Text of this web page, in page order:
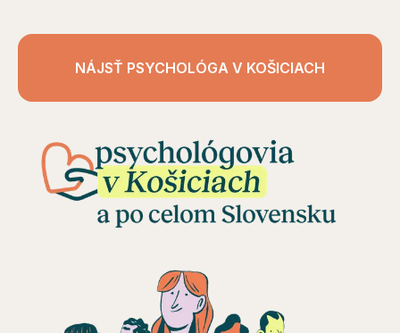
NÁJSŤ PSYCHOLÓGA V KOŠICIACH